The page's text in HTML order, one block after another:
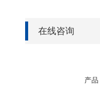
在线咨询
产品